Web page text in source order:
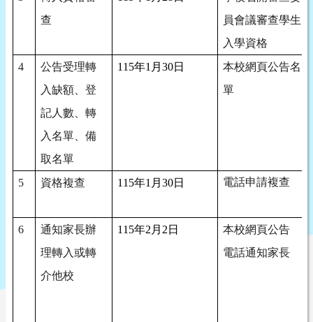
查
員會議審查學生
入學資格
4
公告受理轉
入缺額、登
記人數、轉
入名單、備
取名單
115年1 月 30日
本校網頁公告名
單
5 資格複查 115年1 月 30日 電話申請複查
6
通知家長辦
理轉入或轉
介他校
115年2 月 2 日
本校網頁公告
電話通知家長